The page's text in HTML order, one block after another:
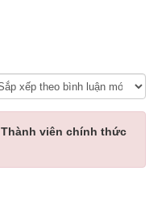
Thành viên chính thức